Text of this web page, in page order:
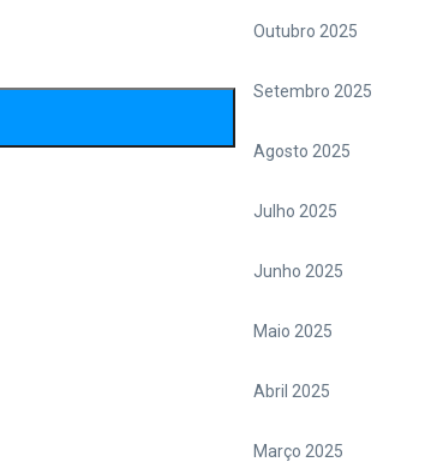
Outubro 2025
Setembro 2025
Agosto 2025
Julho 2025
Junho 2025
Maio 2025
Abril 2025
Março 2025